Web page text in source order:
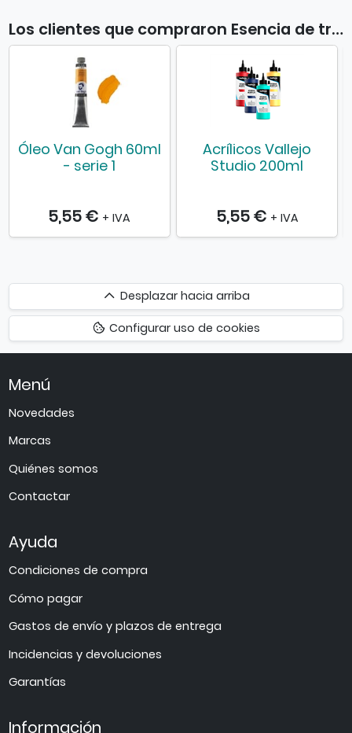
Los clientes que compraron Esencia de trementina Sennelier también compraron
Óleo Van Gogh 60ml
- serie 1
5,55 € + IVA
Acrílicos Vallejo
Studio 200ml
5,55 € + IVA
Desplazar
hacia
arriba
Desplazar hacia arriba
Configurar uso de cookies
Menú
Novedades
Marcas
Quiénes somos
Contactar
Ayuda
Condiciones de compra
Cómo pagar
Gastos de envío y plazos de entrega
Incidencias y devoluciones
Garantías
Información